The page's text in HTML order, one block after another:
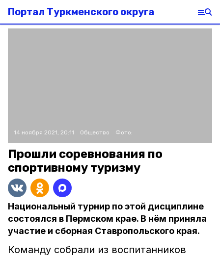
Портал Туркменского округа
14 ноября 2021, 20:11 Общество Фото:
Прошли соревнования по
спортивному туризму
Национальный турнир по этой дисциплине
состоялся в Пермском крае. В нём приняла
участие и сборная Ставропольского края.
Команду собрали из воспитанников